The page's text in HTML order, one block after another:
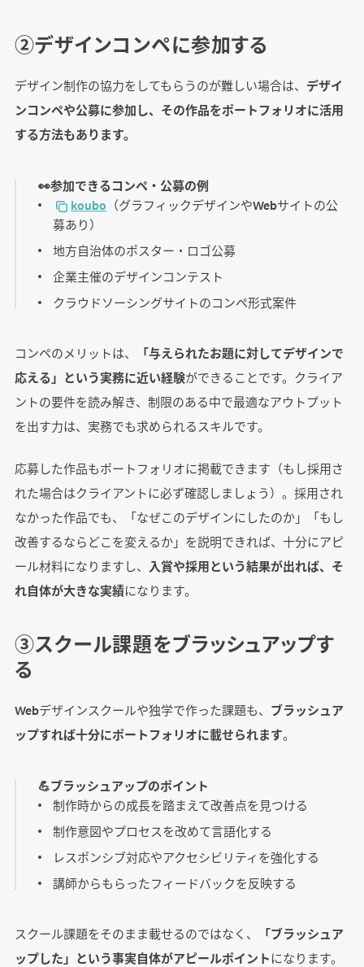
②デザインコンペに参加する
デザイン制作の協力をしてもらうのが難しい場合は、 デザイ
ンコンペや公募に参加し、その作品をポートフォリオに活用
する方法もあります。
👀参加できるコンペ・公募の例
koubo （グラフィックデザインやWebサイトの公
募あり）
地方自治体のポスター・ロゴ公募
企業主催のデザインコンテスト
クラウドソーシングサイトのコンペ形式案件
コンペのメリットは、
「与えられたお題に対してデザインで
応える」という実務に近い経験ができることです。クライア
ントの要件を読み解き、制限のある中で最適なアウトプット
を出す力は、実務でも求められるスキルです。
応募した作品もポートフォリオに掲載できます（もし採用さ
れた場合はクライアントに必ず確認しましょう）。採用され
なかった作品でも、「なぜこのデザインにしたのか」「もし
改善するならどこを変えるか」を説明できれば、十分にアピ
ール材料になりますし、 入賞や採用という結果が出れば、そ
れ自体が大きな実績になります。
③スクール課題をブラッシュアップす
る
Webデザインスクールや独学で作った課題も、 ブラッシュア
ップすれば十分にポートフォリオに載せられます。
💪ブラッシュアップのポイント
制作時からの成長を踏まえて改善点を見つける
制作意図やプロセスを改めて言語化する
レスポンシブ対応やアクセシビリティを強化する
講師からもらったフィードバックを反映する
スクール課題をそのまま載せるのではなく、
「ブラッシュア
ップした」という事実自体がアピールポイントになります。